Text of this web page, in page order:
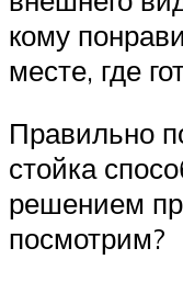
кому
месте, где
Правильно
стойка
решением
посмотрим?